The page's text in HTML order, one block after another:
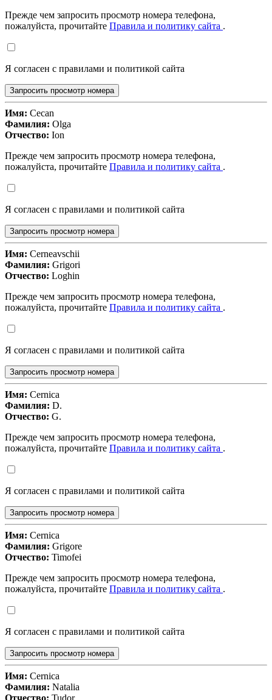
Прежде чем запросить просмотр номера телефона,
пожалуйста, прочитайте Правила и политику сайта .
Я согласен с правилами и политикой сайта
Запросить просмотр номера
Имя: Cecan
Фамилия: Olga
Отчество: Ion
Прежде чем запросить просмотр номера телефона,
пожалуйста, прочитайте Правила и политику сайта .
Я согласен с правилами и политикой сайта
Запросить просмотр номера
Имя: Cerneavschii
Фамилия: Grigori
Отчество: Loghin
Прежде чем запросить просмотр номера телефона,
пожалуйста, прочитайте Правила и политику сайта .
Я согласен с правилами и политикой сайта
Запросить просмотр номера
Имя: Cernica
Фамилия: D.
Отчество: G.
Прежде чем запросить просмотр номера телефона,
пожалуйста, прочитайте Правила и политику сайта .
Я согласен с правилами и политикой сайта
Запросить просмотр номера
Имя: Cernica
Фамилия: Grigore
Отчество: Timofei
Прежде чем запросить просмотр номера телефона,
пожалуйста, прочитайте Правила и политику сайта .
Я согласен с правилами и политикой сайта
Запросить просмотр номера
Имя: Cernica
Фамилия: Natalia